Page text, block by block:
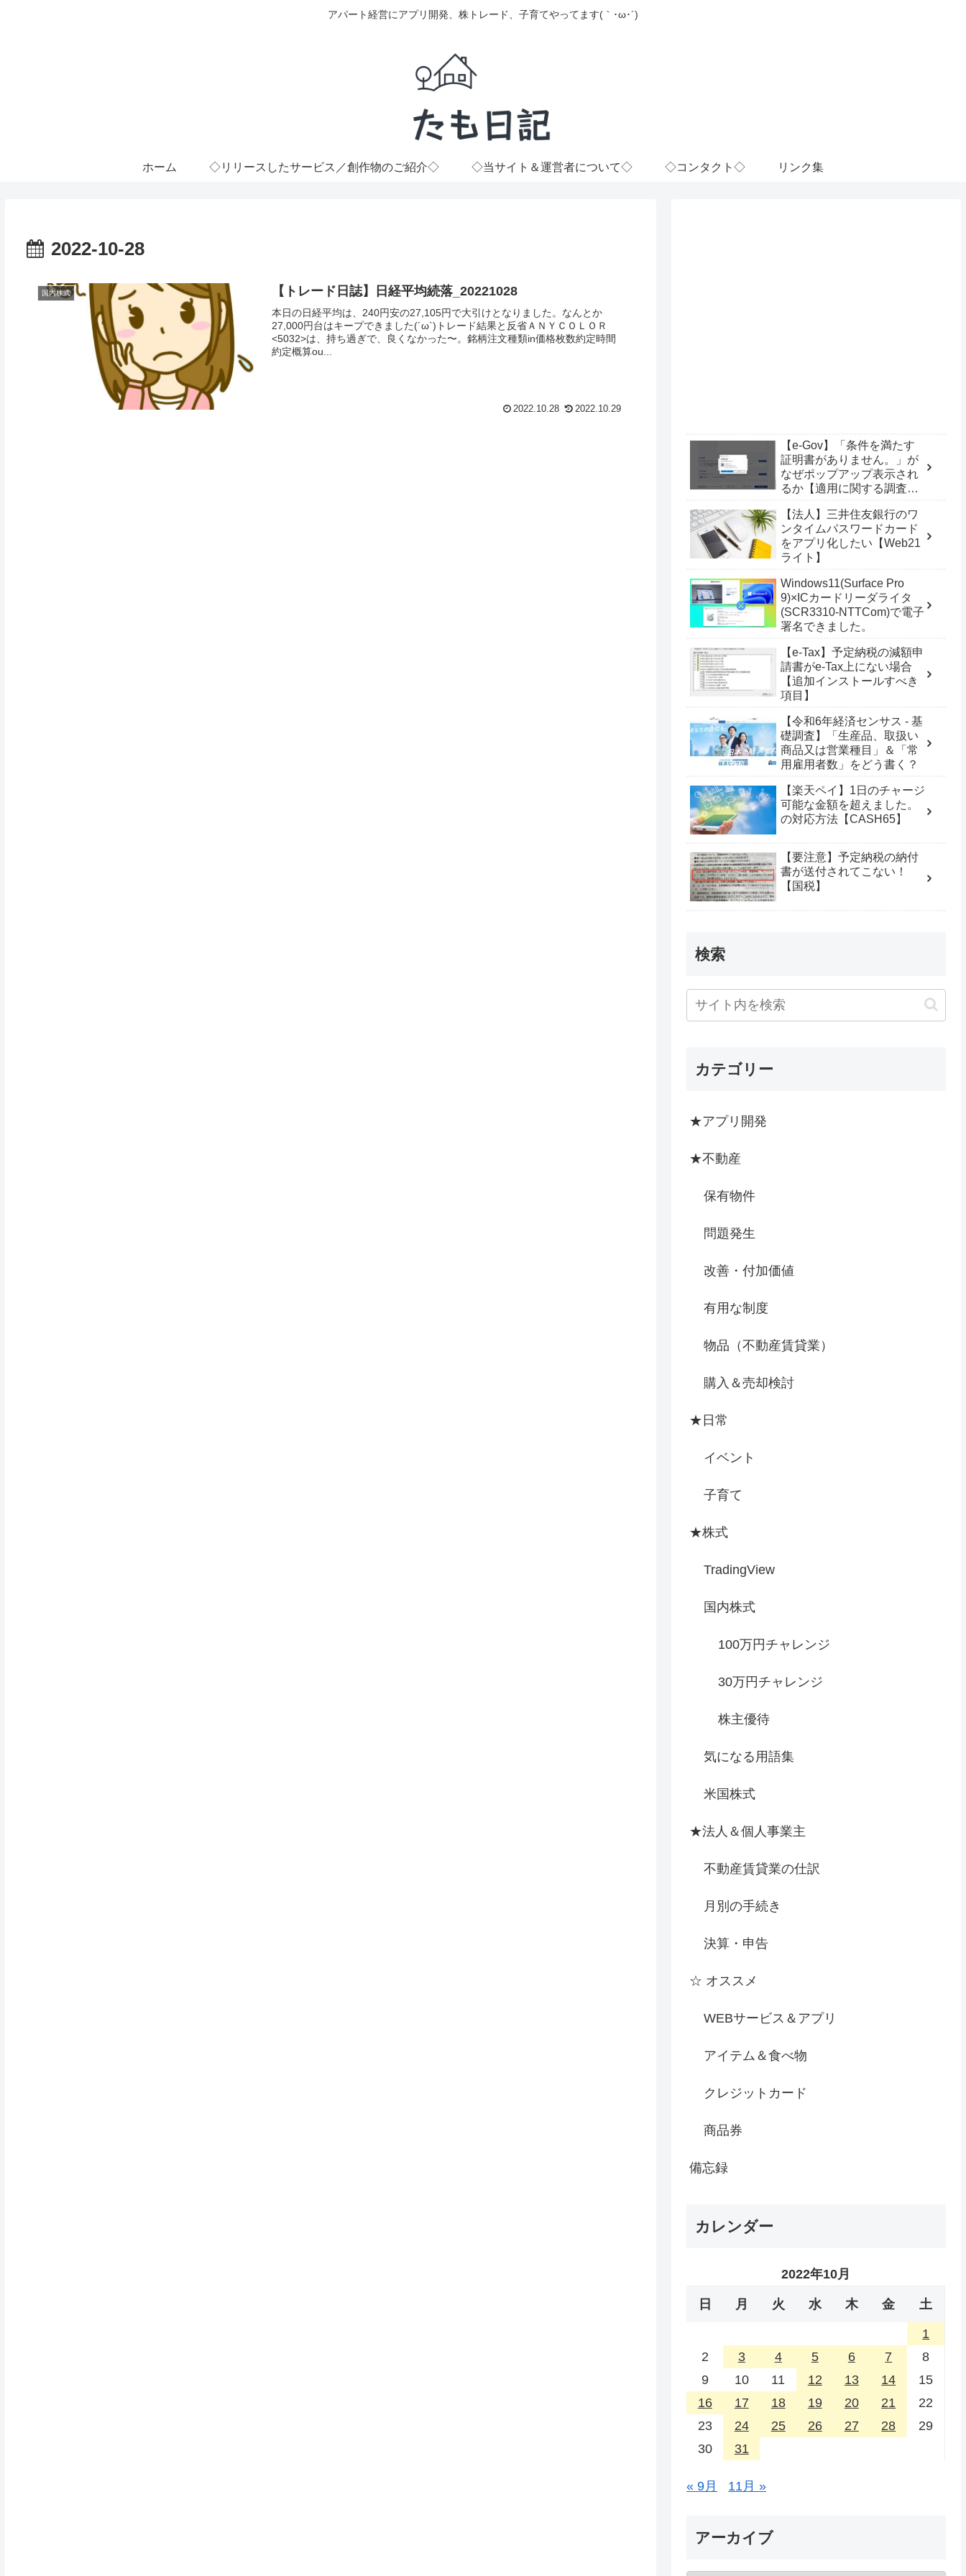
アパート経営にアプリ開発、株トレード、子育てやってます(｀･ω･´)
ホーム ◇リリースしたサービス／創作物のご紹介◇ ◇当サイト＆運営者について◇ ◇コンタクト◇ リンク集
2022-10-28
国内株式 【トレード日誌】日経平均続落_20221028
本日の日経平均は、240円安の27,105円で大引けとなりました。なんとか
27,000円台はキープできました(´ω`)トレード結果と反省ＡＮＹＣＯＬＯＲ
<5032>は、持ち過ぎで、良くなかった〜。銘柄注文種類in価格枚数約定時間
約定概算ou...
2022.10.28 2022.10.29
【e-Gov】「条件を満たす
証明書がありません。」が
なぜポップアップ表示され
るか【適用に関する調査
【法人】三井住友銀行のワ
ンタイムパスワードカード
をアプリ化したい【Web21
ライト】
Windows11(Surface Pro
9)×ICカードリーダライタ
(SCR3310-NTTCom)で電子
署名できました。
【e-Tax】予定納税の減額申
請書がe-Tax上にない場合
【追加インストールすべき
項目】
【令和6年経済センサス - 基
礎調査】「生産品、取扱い
商品又は営業種目」＆「常
用雇用者数」をどう書く？
【楽天ペイ】1日のチャージ
可能な金額を超えました。
の対応方法【CASH65】
【要注意】予定納税の納付
書が送付されてこない！
【国税】
検索
カテゴリー
★アプリ開発
★不動産
保有物件
問題発生
改善・付加価値
有用な制度
物品（不動産賃貸業）
購入＆売却検討
★日常
イベント
子育て
★株式
TradingView
国内株式
100万円チャレンジ
30万円チャレンジ
株主優待
気になる用語集
米国株式
★法人＆個人事業主
不動産賃貸業の仕訳
月別の手続き
決算・申告
☆ オススメ
WEBサービス＆アプリ
アイテム＆食べ物
クレジットカード
商品券
備忘録
カレンダー
2022年10月
日 月 火 水 木 金 土
1
2
3 4 5 6 7
8
9
10 11 12 13 14
15
16
17 18 19 20 21
22
23
24 25 26 27 28
29
30
31
« 9月 11月 »
アーカイブ